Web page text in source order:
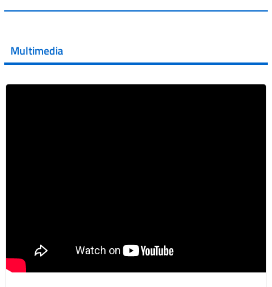
Vai al post →
Multimedia